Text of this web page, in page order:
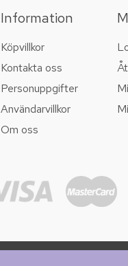
Information
Köpvillkor
Kontakta oss
Personuppgifter
Användarvillkor
Om oss